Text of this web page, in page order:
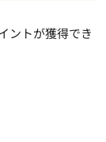
ントが獲得でき